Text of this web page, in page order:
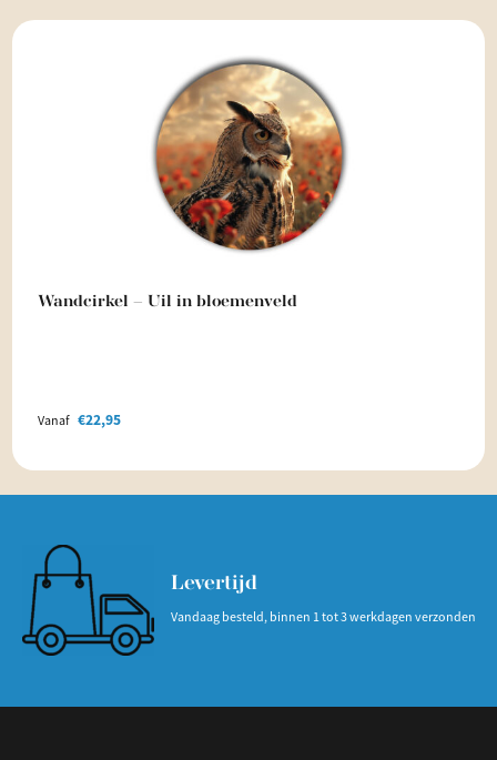
Wandcirkel – Uil in bloemenveld
Vanaf €22,95
Levertijd
Vandaag besteld, binnen 1 tot 3 werkdagen verzonden